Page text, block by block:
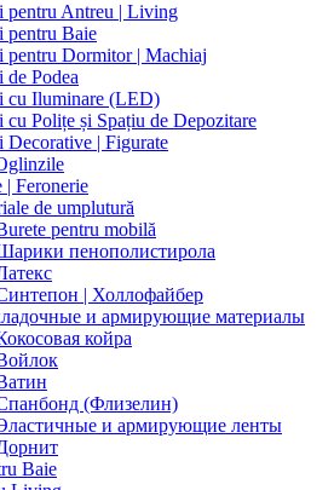
pentru Antreu | Living
pentru Baie
pentru Dormitor | Machiaj
Podea
cu Iluminare (LED)
cu Polițe și Spațiu de Depozitare
Decorative | Figurate
| Feronerie
de umplutură
pentru mobilă
пенополистирола
| Холлофайбер
и армирующие материалы
койра
(Флизелин)
и армирующие ленты
Baie